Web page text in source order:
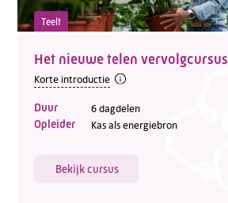
Teelt
Het nieuwe telen vervolgcursus
Korte introductie
Duur 6 dagdelen
Opleider Kas als energiebron
Bekijk cursus